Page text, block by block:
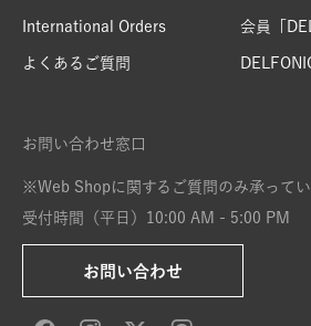
International Orders
よくあるご質問
会員「
お問い合わせ窓口
※Web Shopに関するご質問のみ承って
受付時間（平日）10:00 AM - 5:00 PM
お問い合わせ